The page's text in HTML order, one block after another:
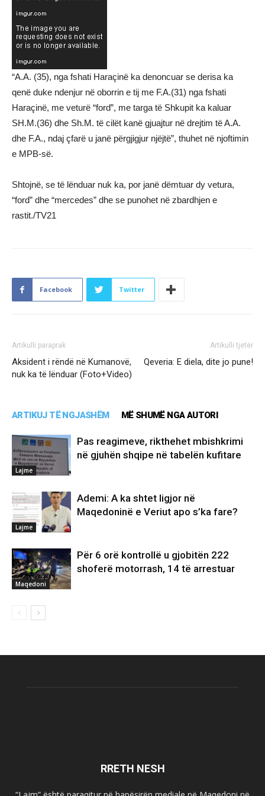
“A.A. (35), nga fshati Haraçinë ka denoncuar se derisa ka
qenë duke ndenjur në oborrin e tij me F.A.(31) nga fshati
Haraçinë, me veturë “ford”, me targa të Shkupit ka kaluar
SH.M.(36) dhe Sh.M. të cilët kanë gjuajtur në drejtim të A.A.
dhe F.A., ndaj çfarë u janë përgjigjur njëjtë”, thuhet në njoftimin
e MPB-së.
Shtojnë, se të lënduar nuk ka, por janë dëmtuar dy vetura,
“ford” dhe “mercedes” dhe se punohet në zbardhjen e
rastit./TV21
Facebook Twitter
Artikulli paraprak
Aksident i rëndë në Kumanovë,
nuk ka të lënduar (Foto+Video)
Artikulli tjetër
Qeveria: E diela, dite jo pune!
ARTIKUJ TË NGJASHËM MË SHUMË NGA AUTORI
Lajme
Pas reagimeve, rikthehet mbishkrimi
në gjuhën shqipe në tabelën kufitare
Lajme
Ademi: A ka shtet ligjor në
Maqedoninë e Veriut apo s’ka fare?
Maqedoni
Për 6 orë kontrollë u gjobitën 222
shoferë motorrash, 14 të arrestuar
RRETH NESH